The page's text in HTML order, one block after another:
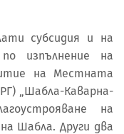
субсидия и на
изпълнение на
на Местната
„Шабла-Каварна-
на
Шабла. Други два